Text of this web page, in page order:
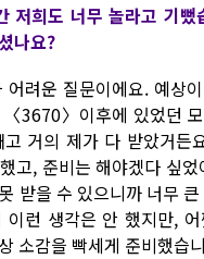
저희도 너무 놀라고 기뻤
나요?
려운 질문이에요. 예상
3670〉이후에 있었던
거의 제가 다 받았거든
고, 준비는 해야겠다 싶
받을 수 있으니까 너무
이런 생각은 안 했지만,
소감을 빡세게 준비했습